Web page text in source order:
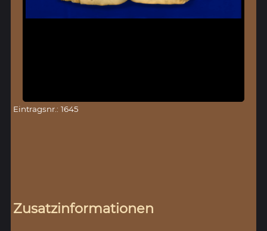
Eintragsnr.: 1645
Zusatzinformationen